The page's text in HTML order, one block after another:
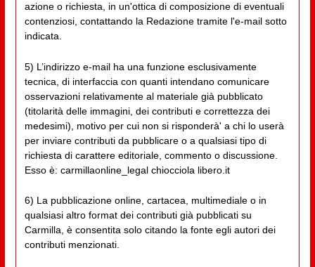
azione o richiesta, in un'ottica di composizione di eventuali
contenziosi, contattando la Redazione tramite l'e-mail sotto
indicata.
5) L’indirizzo e-mail ha una funzione esclusivamente
tecnica, di interfaccia con quanti intendano comunicare
osservazioni relativamente al materiale già pubblicato
(titolarità delle immagini, dei contributi e correttezza dei
medesimi), motivo per cui non si risponderà' a chi lo userà
per inviare contributi da pubblicare o a qualsiasi tipo di
richiesta di carattere editoriale, commento o discussione.
Esso è: carmillaonline_legal chiocciola libero.it
6) La pubblicazione online, cartacea, multimediale o in
qualsiasi altro format dei contributi già pubblicati su
Carmilla, è consentita solo citando la fonte egli autori dei
contributi menzionati.